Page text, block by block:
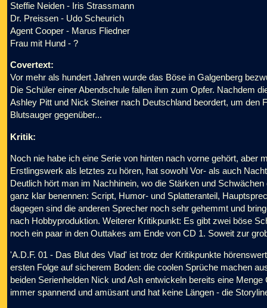
Steffie Neiden - Iris Strassmann
Dr. Preissen - Udo Scheurich
Agent Cooper - Marus Fliedner
Frau mit Hund - ?
Covertext:
Vor mehr als hundert Jahren wurde das Böse in Galgenberg
Die Schüler einer Abendschule fallen ihm zum Opfer. Nachdem
Ashley Pitt und Nick Steiner nach Deutschland beordert, um den
Blutsauger gegenüber...
Kritik:
Noch nie habe ich eine Serie von hinten nach vorne gehört, aber
Erstlingswerk als letztes zu hören, hat sowohl Vor- als auch
Deutlich hört man im Nachhinein, wo die Stärken und
ganz klar benennen: Script, Humor- und Splatteranteil,
dagegen sind die anderen Sprecher noch sehr gehemmt und
nach Hobbyproduktion. Weiterer Kritikpunkt: Es gibt zwei böse
noch ein paar in den Outtakes am Ende von CD 1. Soweit zur
'A.D.F. 01 - Das Blut des Vlad' ist trotz der Kritikpunkte
ersten Folge auf sicherem Boden: die coolen Sprüche machen
beiden Serienhelden Nick und Ash entwickeln bereits eine
immer spannend und amüsant und hat keine Längen - die